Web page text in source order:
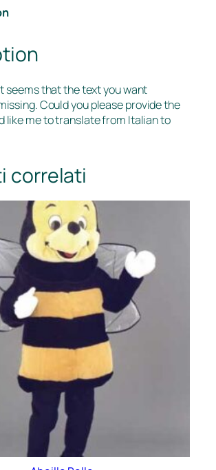
seems that the text you want
Could you please provide the
like me to translate from Italian to
correlati